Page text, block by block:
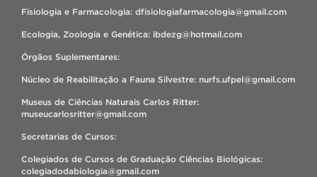
Fisiologia e Farmacologia: dfisiologiafarmacologia@gmail.com
Ecologia, Zoologia e Genética: ibdezg@hotmail.com
Órgãos Suplementares:
Núcleo de Reabilitação a Fauna Silvestre: nurfs.ufpel@gmail.com
Museus de Ciências Naturais Carlos Ritter:
museucarlosritter@gmail.com
Secretarias de Cursos:
Colegiados de Cursos de Graduação Ciências Biológicas:
colegiadodabiologia@gmail.com